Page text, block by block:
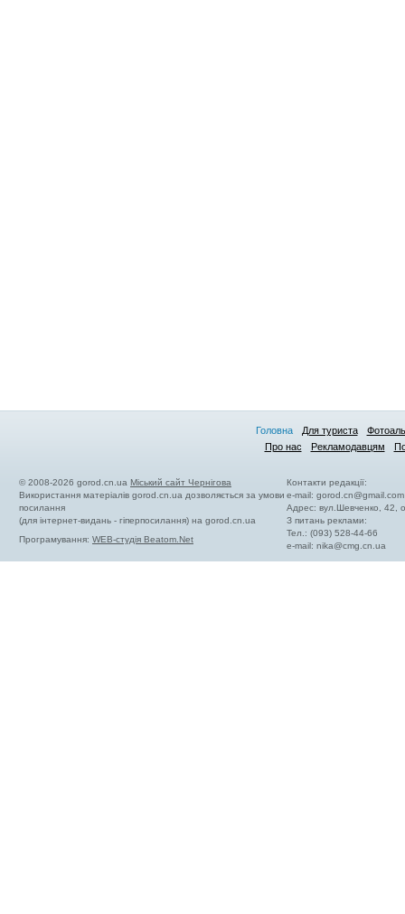
Головна Для туриста
Про нас
Рекламодавцям
© 2008-2026 gorod.cn.ua Міський сайт Чернігова
Використання матеріалів gorod.cn.ua дозволяється за умови
посилання
(для інтернет-видань - гіперпосилання) на gorod.cn.ua
Програмування: WEB-студія Beatom.Net
Контакти редакції:
e-mail:gorod.cn@gmail.com
Адрес: вул.Шевченко, 42,
З питань реклами:
Тел.: (093) 528-44-66
e-mail:nika@cmg.cn.ua